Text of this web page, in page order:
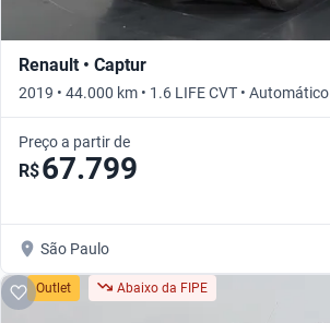
Renault • Captur
2019 • 44.000 km • 1.6 LIFE CVT • Automático
Preço a partir de
R$67.799
São Paulo
Outlet Abaixo da FIPE